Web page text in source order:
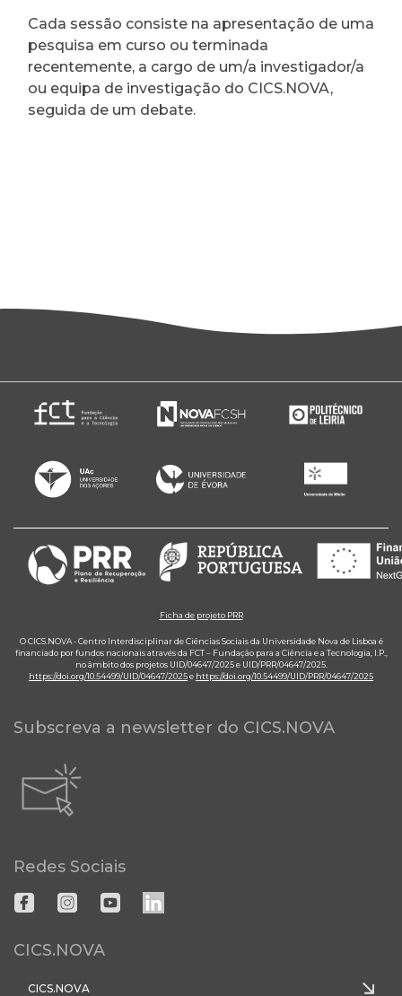
Cada sessão consiste na apresentação de uma
pesquisa em curso ou terminada
recentemente, a cargo de um/a investigador/a
ou equipa de investigação do CICS.NOVA,
seguida de um debate.
Ficha de projeto PRR
O CICS.NOVA - Centro Interdisciplinar de Ciências Sociais da Universidade Nova de Lisboa é
financiado por fundos nacionais através da FCT – Fundação para a Ciência e a Tecnologia, I.P.,
no âmbito dos projetos UID/04647/2025 e UID/PRR/04647/2025.
https://doi.org/10.54499/UID/04647/2025e https://doi.org/10.54499/UID/PRR/04647/2025
Subscreva a newsletter do CICS.NOVA
Redes Sociais
CICS.NOVA
CICS.NOVA